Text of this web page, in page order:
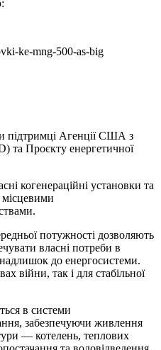
підтримці Агенції США з
та Проєкту енергетичної
когенераційні установки та
місцевими
потужності дозволяють
власні потреби в
надлишок до енергосистеми.
війни, так і для стабільної
в системи
забезпечуючи живлення
— котелень, теплових